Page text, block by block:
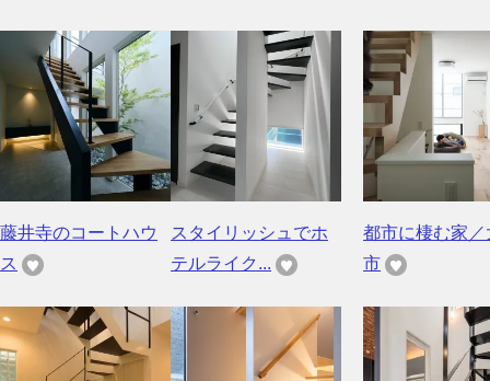
藤井寺のコートハウ
ス
スタイリッシュでホ
テルライク...
都市に棲む家／
市